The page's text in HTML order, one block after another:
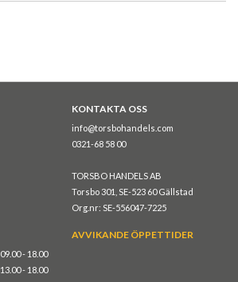
KONTAKTA OSS
info@torsbohandels.com
0321-68 58 00
TORSBO HANDELS AB
Torsbo 301, SE-523 60 Gällstad
Org.nr: SE-556047-7225
09.00 - 18.00
13.00 - 18.00
AVVIKANDE ÖPPETTIDER